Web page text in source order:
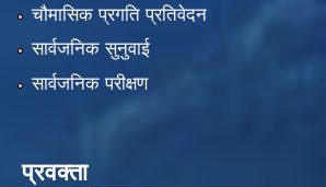
चौमासिक प्रगति प्रतिवेदन
सार्वजनिक सुनुवाई
सार्वजनिक परीक्षण
प्रवक्ता